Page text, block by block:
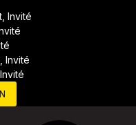
Invité
Invité